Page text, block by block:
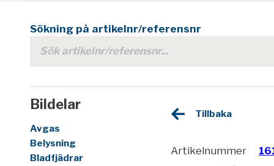
Sökning på artikelnr/referensnr
Bildelar
Avgas
Belysning
Bladfjädrar
Tillbaka
Artikelnummer